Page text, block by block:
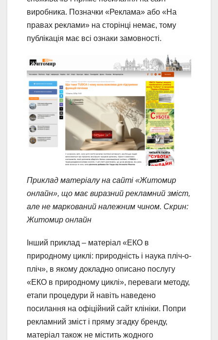
виробника. Позначки «Реклама» або «На
правах реклами» на сторінці немає, тому
публікація має всі ознаки замовності.
Приклад матеріалу на сайті «Житомир
онлайн», що має виразний рекламний зміст,
але не маркований належним чином. Скрин:
Житомир онлайн
Інший приклад – матеріал «ЕКО в
природному циклі: природність і наука пліч-о-
пліч», в якому докладно описано послугу
«ЕКО в природному циклі», переваги методу,
етапи процедури й навіть наведено
посилання на офіційний сайт клініки. Попри
рекламний зміст і пряму згадку бренду,
матеріал також не містить жодного